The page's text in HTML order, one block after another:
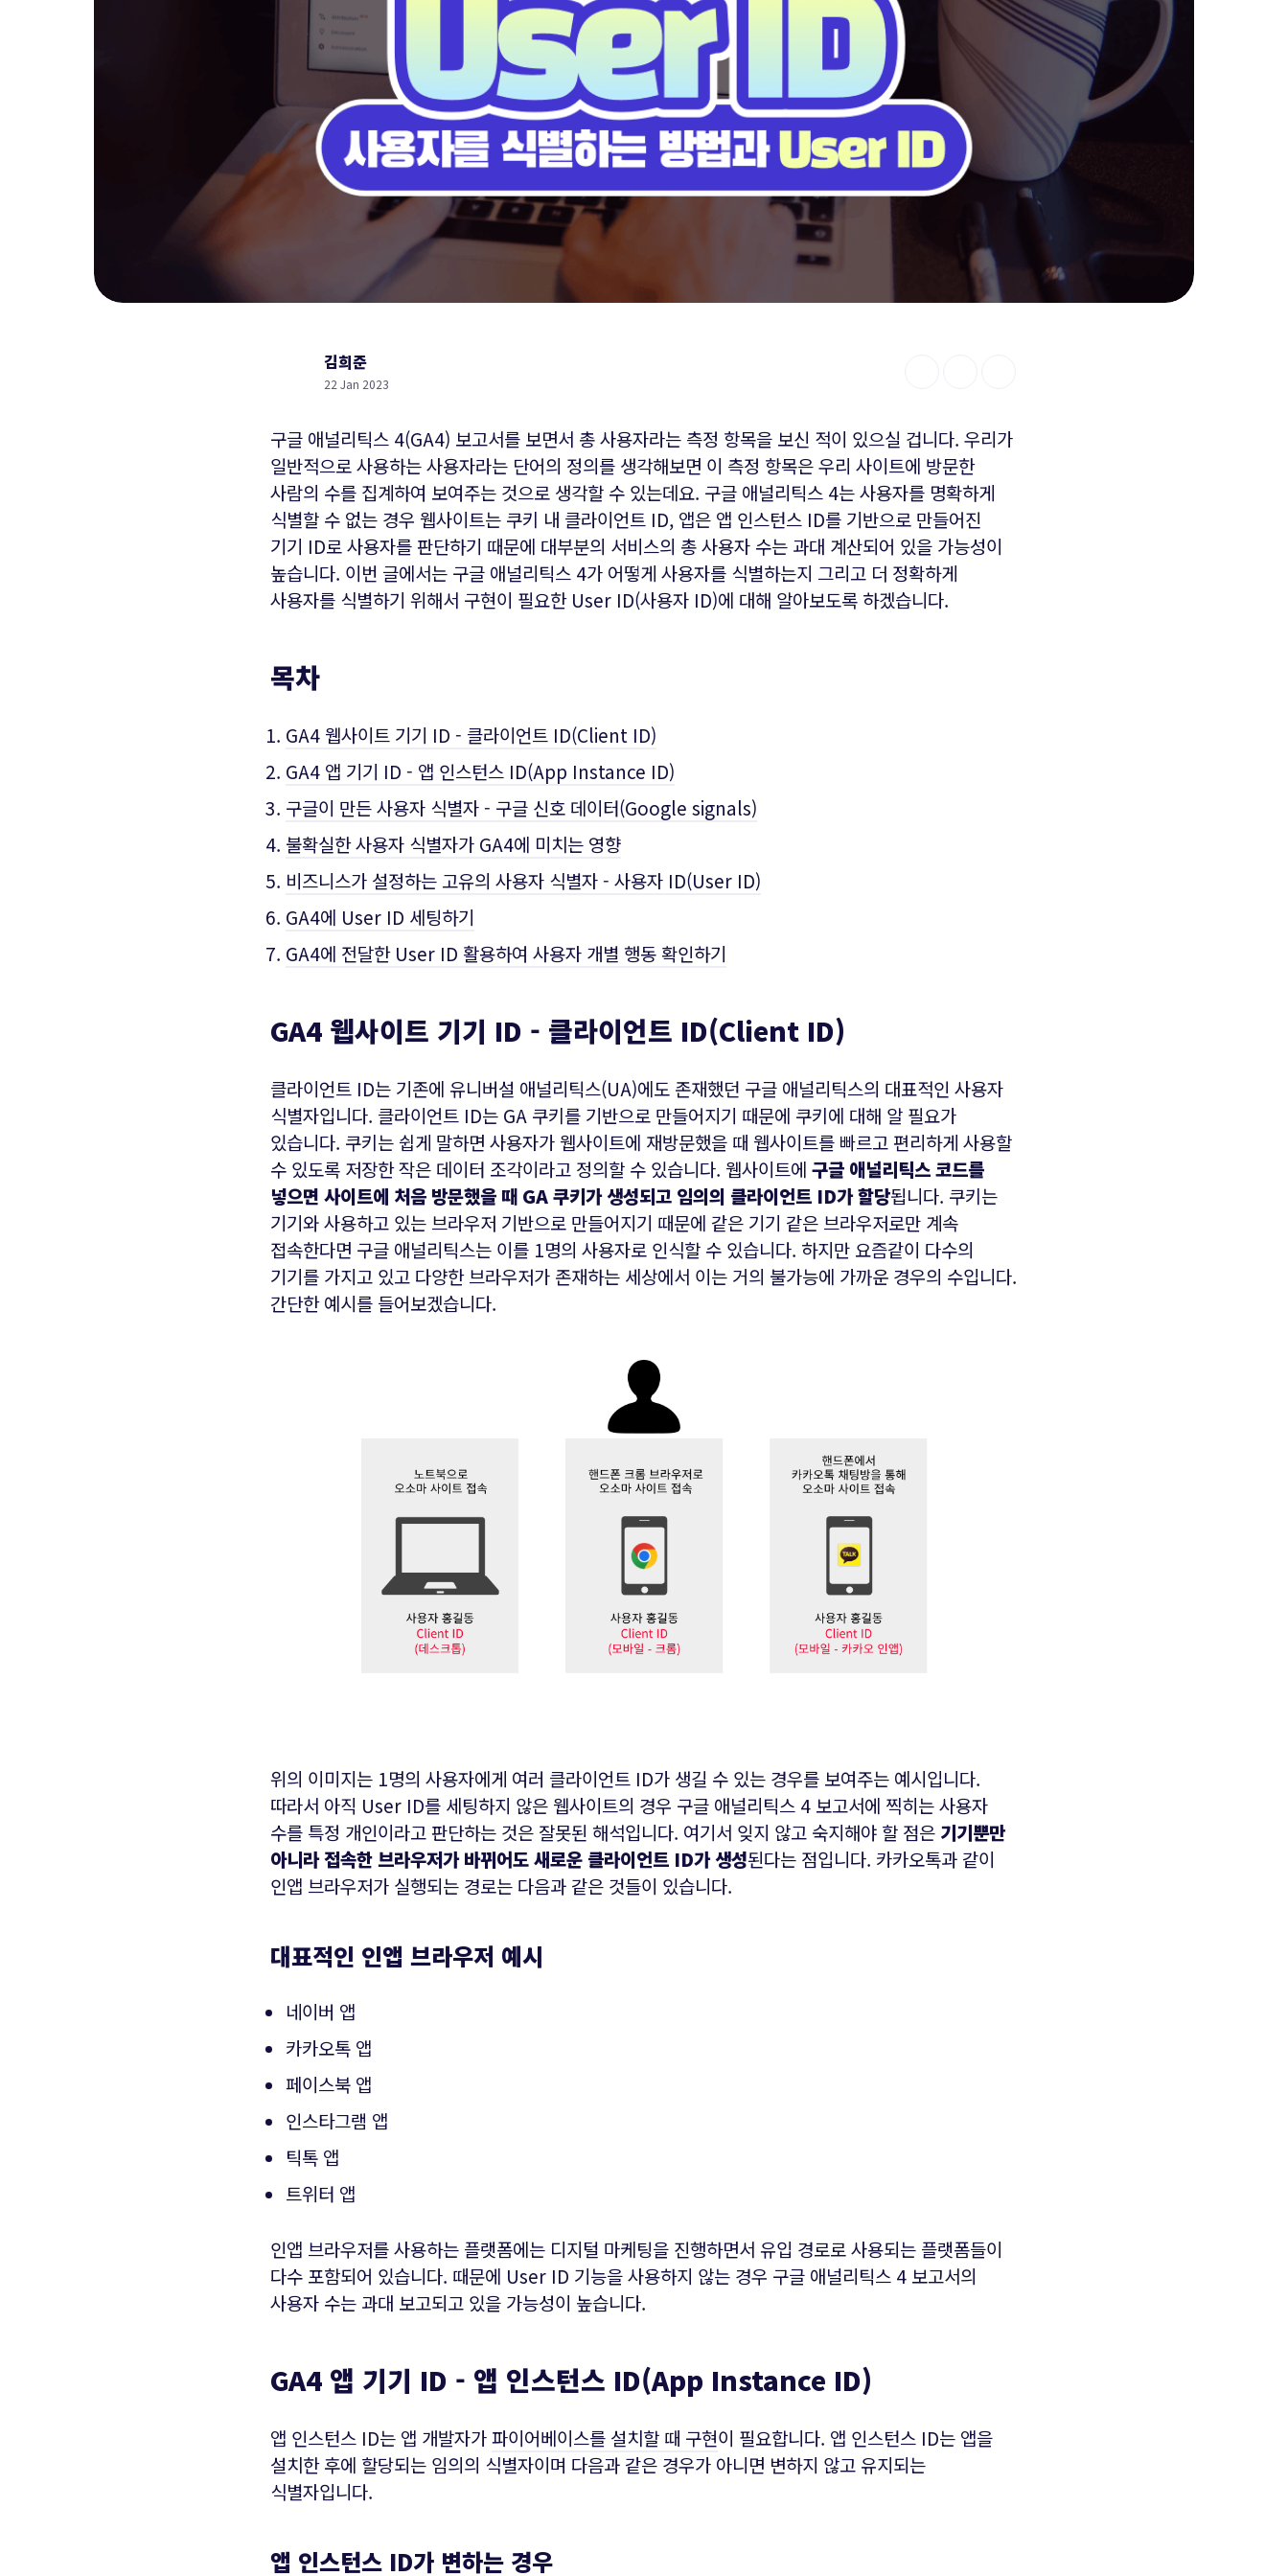
김희준
22 Jan 2023
구글 애널리틱스 4(GA4) 보고서를 보면서 총 사용자라는 측정 항목을 보신 적이 있으실 겁니다. 우리가
일반적으로 사용하는 사용자라는 단어의 정의를 생각해보면 이 측정 항목은 우리 사이트에 방문한
사람의 수를 집계하여 보여주는 것으로 생각할 수 있는데요. 구글 애널리틱스 4는 사용자를 명확하게
식별할 수 없는 경우 웹사이트는 쿠키 내 클라이언트 ID, 앱은 앱 인스턴스 ID를 기반으로 만들어진
기기 ID로 사용자를 판단하기 때문에 대부분의 서비스의 총 사용자 수는 과대 계산되어 있을 가능성이
높습니다. 이번 글에서는 구글 애널리틱스 4가 어떻게 사용자를 식별하는지 그리고 더 정확하게
사용자를 식별하기 위해서 구현이 필요한 User ID(사용자 ID)에 대해 알아보도록 하겠습니다.
목차
GA4 웹사이트 기기 ID - 클라이언트 ID(Client ID)
GA4 앱 기기 ID - 앱 인스턴스 ID(App Instance ID)
구글이 만든 사용자 식별자 - 구글 신호 데이터(Google signals)
불확실한 사용자 식별자가 GA4에 미치는 영향
비즈니스가 설정하는 고유의 사용자 식별자 - 사용자 ID(User ID)
GA4에 User ID 세팅하기
GA4에 전달한 User ID 활용하여 사용자 개별 행동 확인하기
GA4 웹사이트 기기 ID - 클라이언트 ID(Client ID)
클라이언트 ID는 기존에 유니버설 애널리틱스(UA)에도 존재했던 구글 애널리틱스의 대표적인 사용자
식별자입니다. 클라이언트 ID는 GA 쿠키를 기반으로 만들어지기 때문에 쿠키에 대해 알 필요가
있습니다. 쿠키는 쉽게 말하면 사용자가 웹사이트에 재방문했을 때 웹사이트를 빠르고 편리하게 사용할
수 있도록 저장한 작은 데이터 조각이라고 정의할 수 있습니다. 웹사이트에 구글 애널리틱스 코드를
넣으면 사이트에 처음 방문했을 때 GA 쿠키가 생성되고 임의의 클라이언트 ID가 할당됩니다. 쿠키는
기기와 사용하고 있는 브라우저 기반으로 만들어지기 때문에 같은 기기 같은 브라우저로만 계속
접속한다면 구글 애널리틱스는 이를 1명의 사용자로 인식할 수 있습니다. 하지만 요즘같이 다수의
기기를 가지고 있고 다양한 브라우저가 존재하는 세상에서 이는 거의 불가능에 가까운 경우의 수입니다.
간단한 예시를 들어보겠습니다.
위의 이미지는 1명의 사용자에게 여러 클라이언트 ID가 생길 수 있는 경우를 보여주는 예시입니다.
따라서 아직 User ID를 세팅하지 않은 웹사이트의 경우 구글 애널리틱스 4 보고서에 찍히는 사용자
수를 특정 개인이라고 판단하는 것은 잘못된 해석입니다. 여기서 잊지 않고 숙지해야 할 점은 기기뿐만
아니라 접속한 브라우저가 바뀌어도 새로운 클라이언트 ID가 생성된다는 점입니다. 카카오톡과 같이
인앱 브라우저가 실행되는 경로는 다음과 같은 것들이 있습니다.
대표적인 인앱 브라우저 예시
네이버 앱
카카오톡 앱
페이스북 앱
인스타그램 앱
틱톡 앱
트위터 앱
인앱 브라우저를 사용하는 플랫폼에는 디지털 마케팅을 진행하면서 유입 경로로 사용되는 플랫폼들이
다수 포함되어 있습니다. 때문에 User ID 기능을 사용하지 않는 경우 구글 애널리틱스 4 보고서의
사용자 수는 과대 보고되고 있을 가능성이 높습니다.
GA4 앱 기기 ID - 앱 인스턴스 ID(App Instance ID)
앱 인스턴스 ID는 앱 개발자가파이어베이스를 설치할 때 구현이 필요합니다. 앱 인스턴스 ID는 앱을
설치한 후에 할당되는 임의의 식별자이며 다음과 같은 경우가 아니면 변하지 않고 유지되는
식별자입니다.
앱 인스턴스 ID가 변하는 경우